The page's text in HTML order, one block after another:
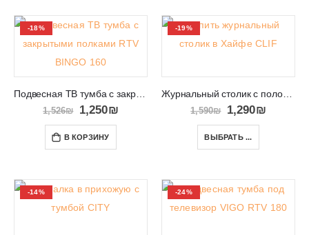
-18%
Подвесная ТВ тумба с закрытыми полками RTV BINGO 160
1,526₪ 1,250₪
В КОРЗИНУ
-19%
Журнальный столик с полочкой CLIF
1,590₪ 1,290₪
ВЫБРАТЬ ...
-14% -24%